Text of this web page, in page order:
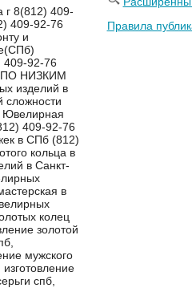
8(812) 409-
409-92-76
и
92-76
НИЗКИМ
изделий в
сложности
Ювелирная
409-92-76
в СПб (812)
кольца в
в Санкт-
в
колец
золотой
мужского
спб,
Правила